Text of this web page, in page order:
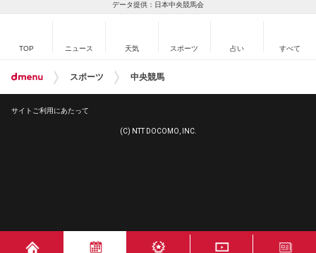
データ提供：日本中央競馬会
TOP ニュース 天気 スポーツ 占い すべて
スポーツ 中央競馬
サイトご利用にあたって
(C) NTT DOCOMO, INC.